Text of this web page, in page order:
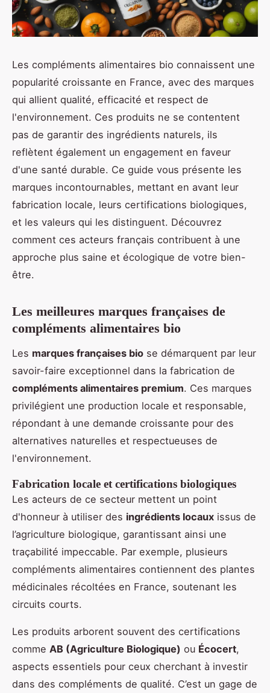
Les compléments alimentaires bio connaissent une
popularité croissante en France, avec des marques
qui allient qualité, efficacité et respect de
l'environnement. Ces produits ne se contentent
pas de garantir des ingrédients naturels, ils
reflètent également un engagement en faveur
d'une santé durable. Ce guide vous présente les
marques incontournables, mettant en avant leur
fabrication locale, leurs certifications biologiques,
et les valeurs qui les distinguent. Découvrez
comment ces acteurs français contribuent à une
approche plus saine et écologique de votre bien-
être.
Les meilleures marques françaises de
compléments alimentaires bio
Les marques françaises bio se démarquent par leur
savoir-faire exceptionnel dans la fabrication de
compléments alimentaires premium. Ces marques
privilégient une production locale et responsable,
répondant à une demande croissante pour des
alternatives naturelles et respectueuses de
l'environnement.
Fabrication locale et certifications biologiques
Les acteurs de ce secteur mettent un point
d'honneur à utiliser des ingrédients locaux issus de
l’agriculture biologique, garantissant ainsi une
traçabilité impeccable. Par exemple, plusieurs
compléments alimentaires contiennent des plantes
médicinales récoltées en France, soutenant les
circuits courts.
Les produits arborent souvent des certifications
comme AB (Agriculture Biologique) ou Écocert,
aspects essentiels pour ceux cherchant à investir
dans des compléments de qualité. C’est un gage de